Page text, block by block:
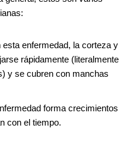
enfermedad, la corteza y
rápidamente (literalmente
y se cubren con manchas
forma crecimientos
con el tiempo.